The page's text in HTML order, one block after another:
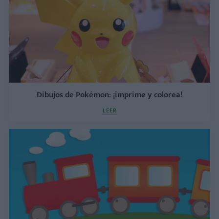
Dibujos de Pokémon: ¡imprime y colorea!
LEER